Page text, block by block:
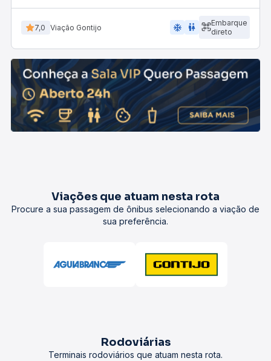
7,0 Viação Gontijo ac_unit wc
Embarque
direto
Viações que atuam nesta rota
Procure a sua passagem de ônibus selecionando a viação de
sua preferência.
Rodoviárias
Terminais rodoviários que atuam nesta rota.